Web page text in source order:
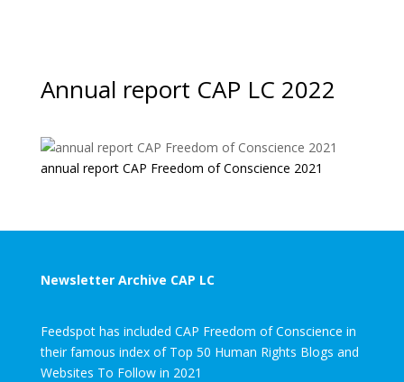
Annual report CAP LC 2022
annual report CAP Freedom of Conscience 2021
Newsletter Archive CAP LC
Feedspot has included CAP Freedom of Conscience in
their famous index of Top 50 Human Rights Blogs and
Websites To Follow in 2021